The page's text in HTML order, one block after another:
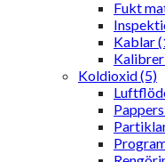
Fukt
Kablar
Koldioxid (5)